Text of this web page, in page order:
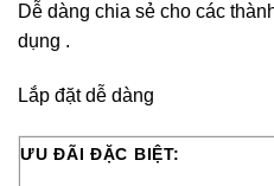
Dễ dàng chia sẻ cho các
dụng .
Lắp đặt dễ dàng
ƯU ĐÃI ĐẶC BIỆT: